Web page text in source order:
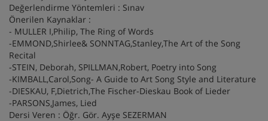
Değerlendirme Yöntemleri : Sınav
Önerilen Kaynaklar :
- MULLER I,Philip, The Ring of Words
-EMMOND,Shirlee& SONNTAG,Stanley,The Art of the Song
Recital
-STEIN, Deborah, SPILLMAN,Robert, Poetry into Song
-KIMBALL,Carol,Song- A Guide to Art Song Style and Literature
-DIESKAU, F,Dietrich,The Fischer-Dieskau Book of Lieder
-PARSONS,James, Lied
Dersi Veren : Öğr. Gör. Ayşe SEZERMAN